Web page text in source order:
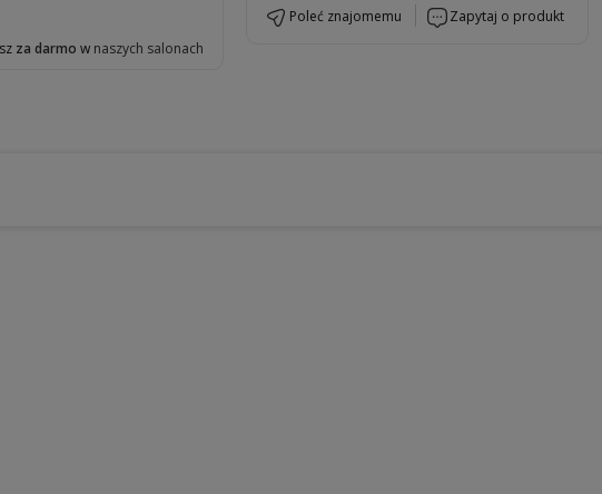
za darmo w naszych salonach
poleć znajomemu zapytaj o produkt